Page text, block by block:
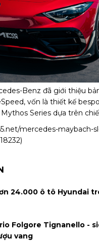
Benz đã giới thiệu
vốn là thiết kế
Series dựa trên
mercedes-maybach-
)
24.000 ô tô Hyundai
Folgore Tignanello -
vang